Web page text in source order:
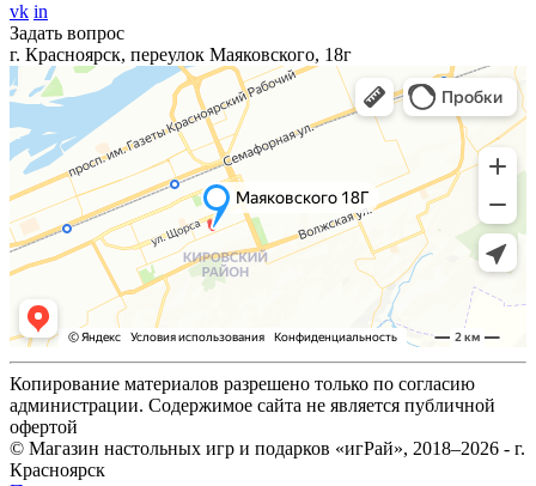
vk in
Задать вопрос
г. Красноярск, переулок Маяковского, 18г
Копирование материалов разрешено только по согласию
администрации. Содержимое сайта не является публичной
офертой
© Магазин настольных игр и подарков «игРай», 2018–2026 - г.
Красноярск